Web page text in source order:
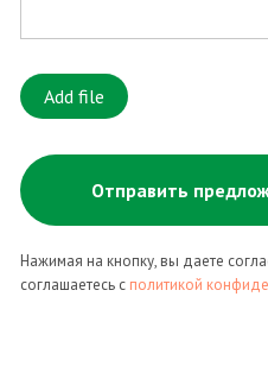
Add file
Отправить
Нажимая на кнопку, вы даете
соглашаетесь c политикой